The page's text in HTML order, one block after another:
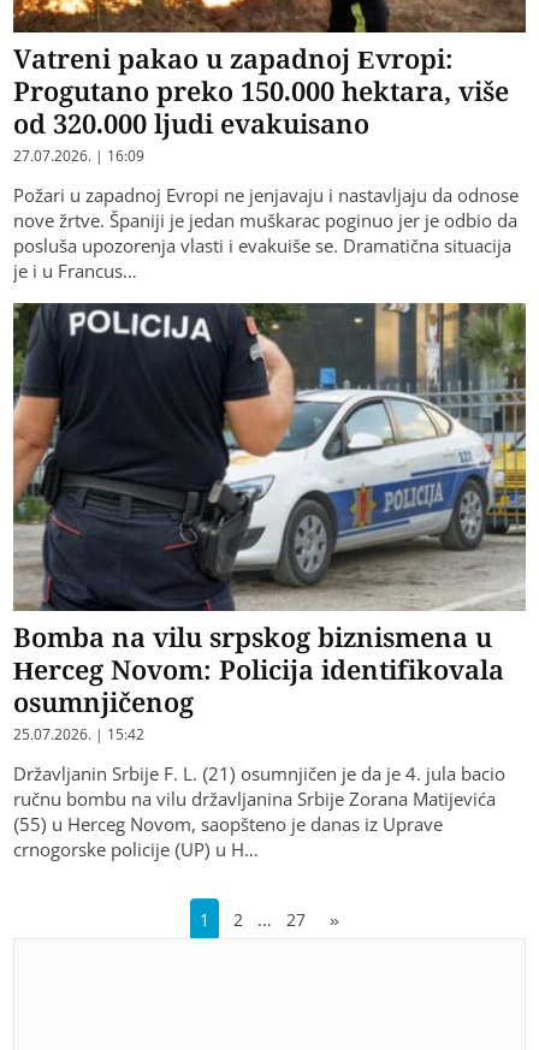
Vatreni pakao u zapadnoj Evropi:
Progutano preko 150.000 hektara, više
od 320.000 ljudi evakuisano
27.07.2026. | 16:09
Požari u zapadnoj Evropi ne jenjavaju i nastavljaju da odnose
nove žrtve. Španiji je jedan muškarac poginuo jer je odbio da
posluša upozorenja vlasti i evakuiše se. Dramatična situacija
je i u Francus…
Bomba na vilu srpskog biznismena u
Herceg Novom: Policija identifikovala
osumnjičenog
25.07.2026. | 15:42
Državljanin Srbije F. L. (21) osumnjičen je da je 4. jula bacio
ručnu bombu na vilu državljanina Srbije Zorana Matijevića
(55) u Herceg Novom, saopšteno je danas iz Uprave
crnogorske policije (UP) u H…
1 2 … 27 »